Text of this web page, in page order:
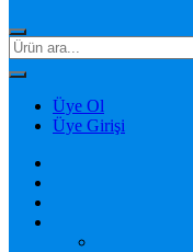
Üye Ol
Üye Girişi